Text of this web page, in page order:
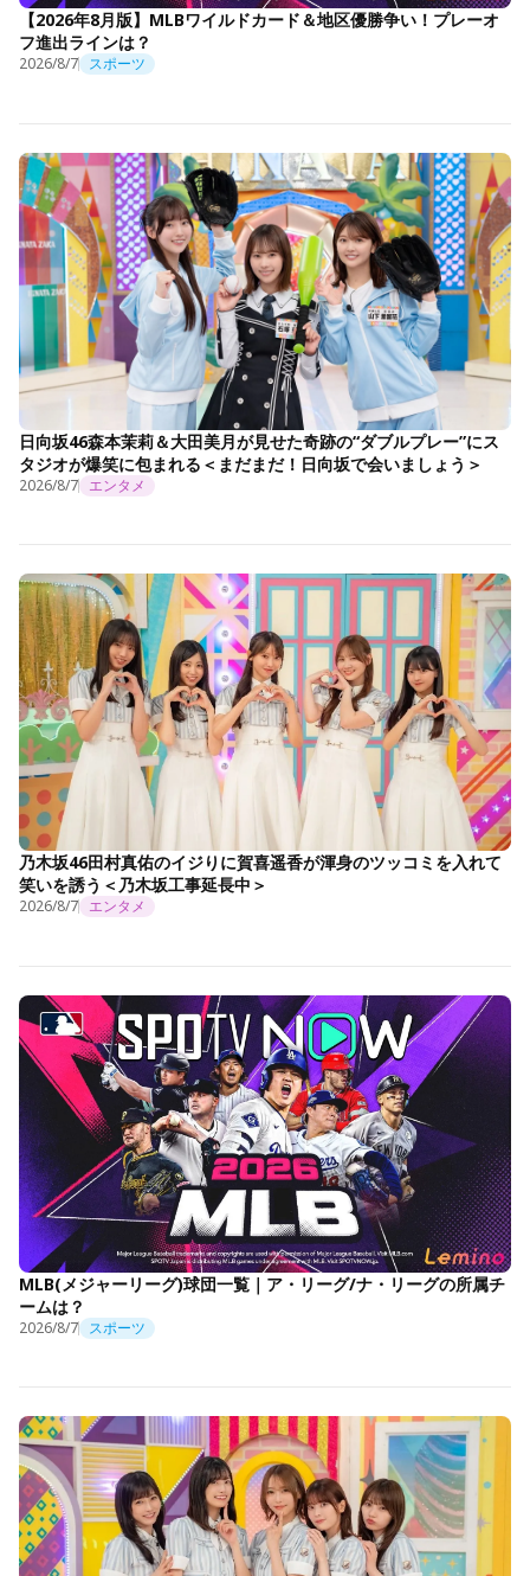
【2026年8月版】MLBワイルドカード＆地区優勝争い！プレーオ
フ進出ラインは？
2026/8/7 スポーツ
日向坂46森本茉莉＆大田美月が見せた奇跡の“ダブルプレー”にス
タジオが爆笑に包まれる＜まだまだ！日向坂で会いましょう＞
2026/8/7 エンタメ
乃木坂46田村真佑のイジりに賀喜遥香が渾身のツッコミを入れて
笑いを誘う＜乃木坂工事延長中＞
2026/8/7 エンタメ
MLB(メジャーリーグ)球団一覧｜ア・リーグ/ナ・リーグの所属チ
ームは？
2026/8/7 スポーツ